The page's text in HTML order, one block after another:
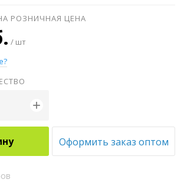
РОЗНИЧНАЯ ЦЕНА
/ шт
+
Оформить заказ оптом